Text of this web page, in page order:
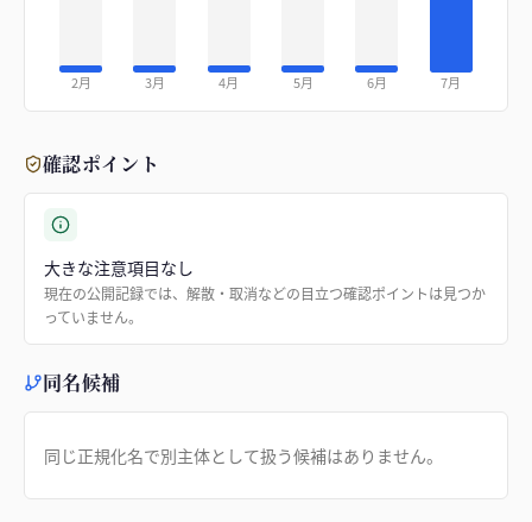
2月 3月 4月 5月 6月 7月
確認ポイント
大きな注意項目なし
現在の公開記録では、解散・取消などの目立つ確認ポイントは見つか
っていません。
同名候補
同じ正規化名で別主体として扱う候補はありません。